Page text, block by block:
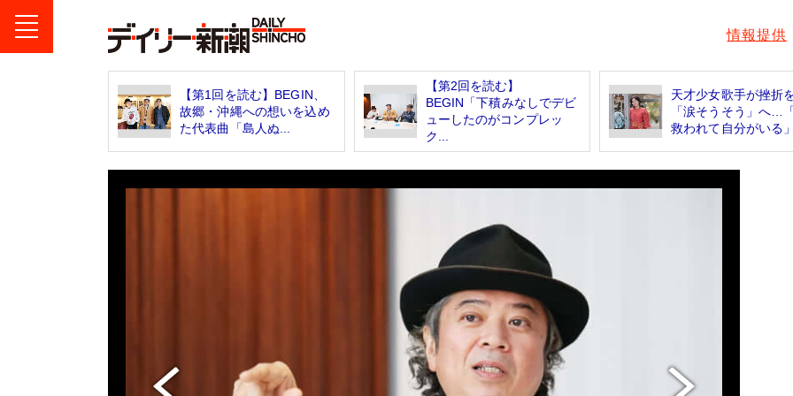
情報提供
【第1回を読む】BEGIN、
故郷・沖縄への想いを込め
た代表曲「島人ぬ...
【第2回を読む】
BEGIN「下積みなしでデビ
ューしたのがコンプレッ
ク...
天才少女歌手が挫折
「涙そうそう」へ…
救われて自分がいる